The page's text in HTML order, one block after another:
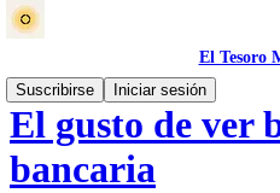
El Tesoro
Suscribirse
Iniciar sesión
El gusto de ver
bancaria